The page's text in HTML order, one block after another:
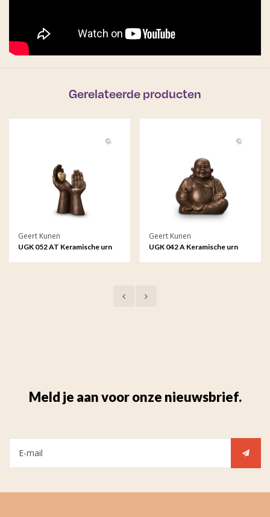
Gerelateerde producten
Geert Kunen
UGK 052 AT Keramische urn
Geert Kunen
UGK 042 A Keramische urn
Meld je aan voor onze nieuwsbrief.